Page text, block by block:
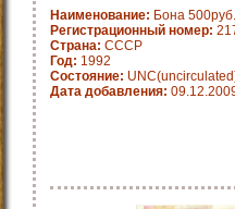
Наименование: Бона
Регистрационный номер:
Страна: CCCP
Год: 1992
Состояние:
Дата добавления: